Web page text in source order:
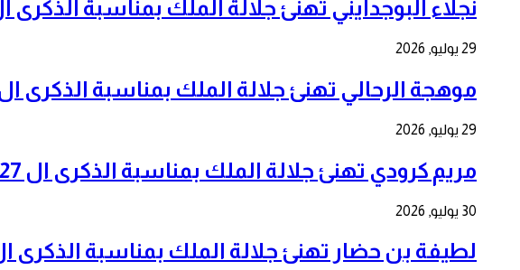
نجلاء البوجدايني تهنئ جلالة الملك بمناسبة الذكرى ال 27 لعيد
29 يوليو, 2026
موهجة الرحالي تهنئ جلالة الملك بمناسبة الذكرى ال 27 لعيد
29 يوليو, 2026
مريم كرودي تهنئ جلالة الملك بمناسبة الذكرى ال 27 لعيد العرش
30 يوليو, 2026
لطيفة بن حضار تهنئ جلالة الملك بمناسبة الذكرى ال 27 لعيد